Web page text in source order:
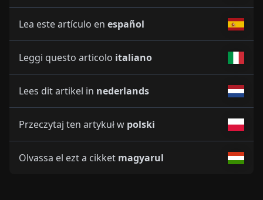
Lea este artículo en español
Leggi questo articolo italiano
Lees dit artikel in nederlands
Przeczytaj ten artykuł w polski
Olvassa el ezt a cikket magyarul